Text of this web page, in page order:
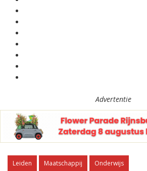
Advertentie
Leiden Maatschappij Onderwijs